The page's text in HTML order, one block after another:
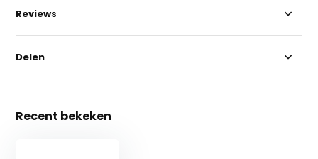
Reviews
Delen
Recent bekeken